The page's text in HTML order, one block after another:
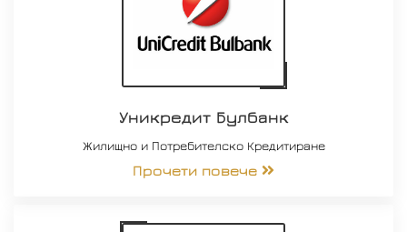
Уникредит Булбанк
Жилищно и Потребителско Кредитиране
Прочети повече